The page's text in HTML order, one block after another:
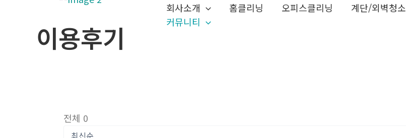
회사소개 홈클리닝 오피스클리닝 계단/외벽청소
커뮤니티
이용후기
전체 0